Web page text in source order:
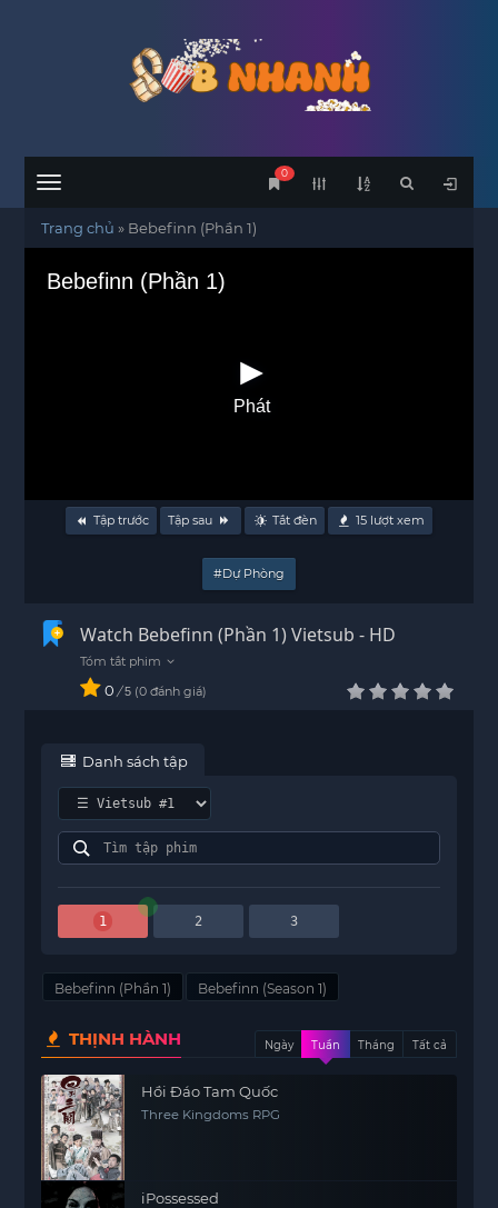
Menu
0
Trang chủ » Bebefinn (Phần 1)
Bebefinn (Phần 1)
Phát
Tập trước Tập sau Tắt đèn 15 lượt xem
#Dự Phòng
Watch Bebefinn (Phần 1) Vietsub - HD
0 / 5 0 đánh giá
Danh sách tập
1 2 3
Bebefinn (Phần 1) Bebefinn (Season 1)
THỊNH HÀNH Ngày Tuần Tháng Tất cả
Hồi Đáo Tam Quốc
Three Kingdoms RPG
iPossessed